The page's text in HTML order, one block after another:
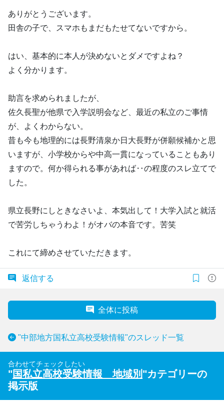
ありがとうございます。
田舎の子で、スマホもまだもたせてないですから。
はい、基本的に本人が決めないとダメですよね？
よく分かります。
助言を求められましたが、
佐久長聖が他県で入学説明会など、最近の私立のご事情
が、よくわからない。
昔も今も地理的には長野清泉か日大長野が併願候補かと思
いますが、小学校からや中高一貫になっていることもあり
ますので。何か得られる事があれば‥の程度のスレ立てで
した。
県立長野にしときなさいよ、本気出して！大学入試と就活
で苦労しちゃうわよ！がオバの本音です。苦笑
これにて締めさせていただきます。
返信する
全体に投稿
"中部地方国私立高校受験情報"のスレッド一覧
合わせてチェックしたい
"国私立高校受験情報 地域別 "カテゴリーの
掲示版